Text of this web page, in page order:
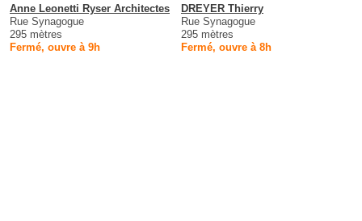
Anne Leonetti Ryser Architectes
Rue Synagogue
295 mètres
Fermé, ouvre à 9h
DREYER Thierry
Rue Synagogue
295 mètres
Fermé, ouvre à 8h